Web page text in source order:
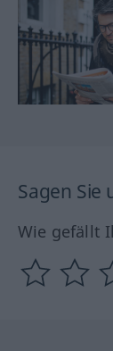
Sagen Sie
Wie gefällt